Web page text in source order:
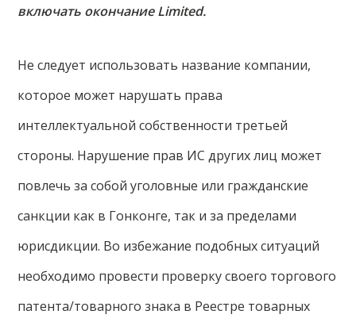
включать окончание Limited.
Не следует использовать название компании,
которое может нарушать права
интеллектуальной собственности третьей
стороны. Нарушение прав ИС других лиц может
повлечь за собой уголовные или гражданские
санкции как в Гонконге, так и за пределами
юрисдикции. Во избежание подобных ситуаций
необходимо провести проверку своего торгового
патента/товарного знака в Реестре товарных